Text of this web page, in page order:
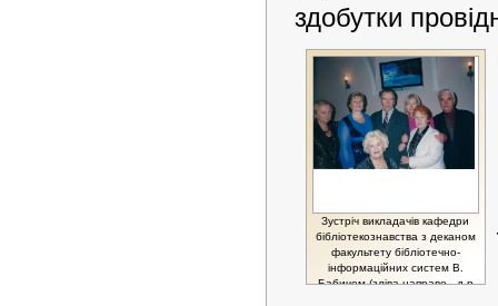
здобутки
Зустріч викладачів кафедри
бібліотекознавства з деканом
факультету бібліотечно-
інформаційних систем В.
Бабичем (зліва направо - д-р